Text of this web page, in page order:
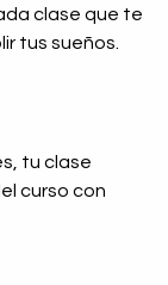
clase que te
tus sueños.
tu clase
curso con